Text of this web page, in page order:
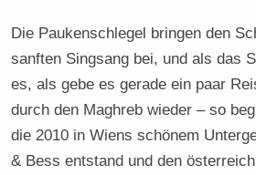
Die Paukenschlegel bringen den
sanften Singsang bei, und als das
es, als gebe es gerade ein paar
durch den Maghreb wieder – so
die 2010 in Wiens schönem
& Bess entstand und den